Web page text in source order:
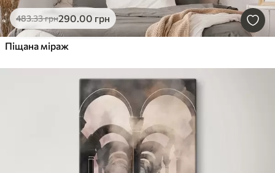
483.33грн290.00 грн
Піщана міраж